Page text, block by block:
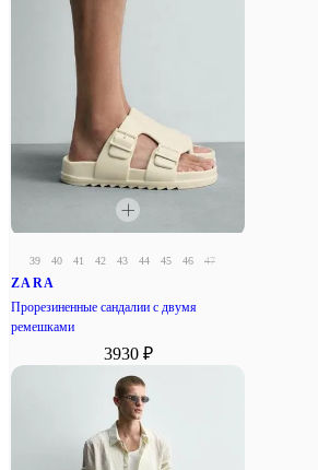
39 40 41 42 43 44 45 46 47
ZARA
Прорезиненные сандалии с двумя
ремешками
3930 ₽